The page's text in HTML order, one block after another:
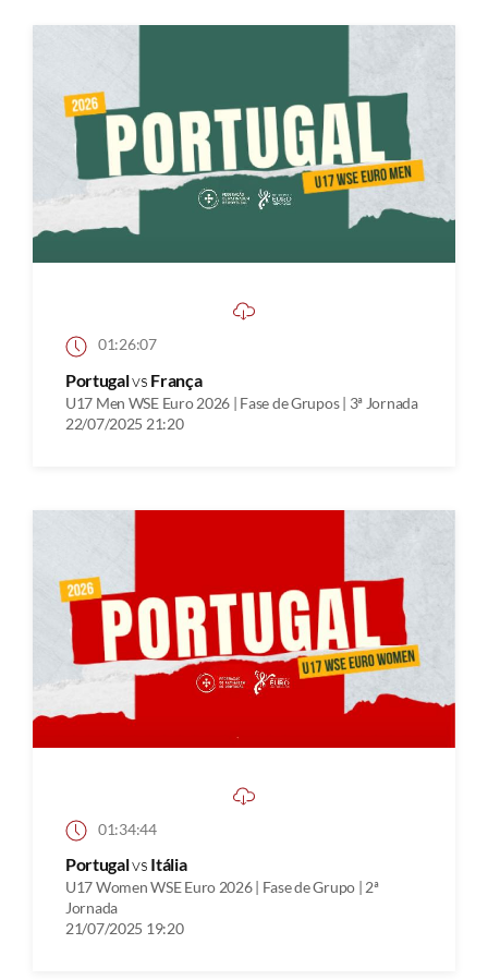
01:26:07
Portugalvs França
U17 Men WSE Euro 2026 | Fase de Grupos | 3ª Jornada
22/07/2025 21:20
01:34:44
Portugalvs Itália
U17 Women WSE Euro 2026 | Fase de Grupo | 2ª
Jornada
21/07/2025 19:20